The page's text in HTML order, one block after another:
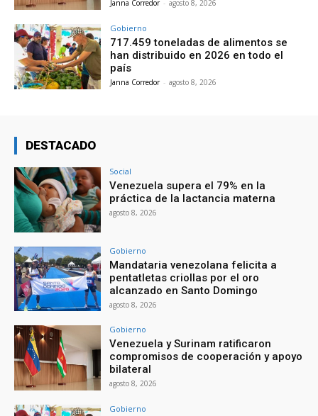
Janna Corredor - agosto 8, 2026
Gobierno
717.459 toneladas de alimentos se
han distribuido en 2026 en todo el
país
Janna Corredor - agosto 8, 2026
DESTACADO
Social
Venezuela supera el 79% en la
práctica de la lactancia materna
agosto 8, 2026
Gobierno
Mandataria venezolana felicita a
pentatletas criollas por el oro
alcanzado en Santo Domingo
agosto 8, 2026
Gobierno
Venezuela y Surinam ratificaron
compromisos de cooperación y apoyo
bilateral
agosto 8, 2026
Gobierno